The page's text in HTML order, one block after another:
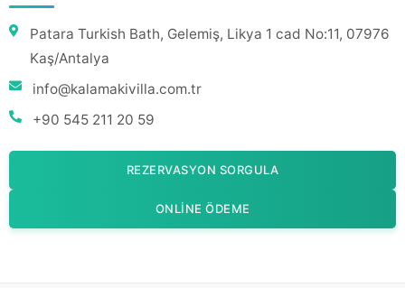
Patara Turkish Bath, Gelemiş, Likya 1 cad No:11, 07976
Kaş/Antalya
info@kalamakivilla.com.tr
+90 545 211 20 59
REZERVASYON SORGULA
ONLINE ÖDEME